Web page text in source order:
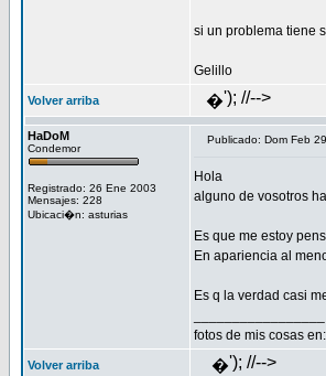
si un problema tiene
Gelillo
Volver arriba �'); //-->
HaDoM
Condemor
Registrado: 26 Ene 2003
Mensajes: 228
Ubicaci�n: asturias
Publicado: Dom Feb
Hola
alguno de vosotros
Es que me estoy
En apariencia al
Es q la verdad casi
fotos de mis cosas en:
Volver arriba �'); //-->